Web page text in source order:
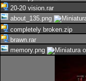
20-20 vision.rar
about_135.png
completely broken.zip
brawn.rar
memory.png